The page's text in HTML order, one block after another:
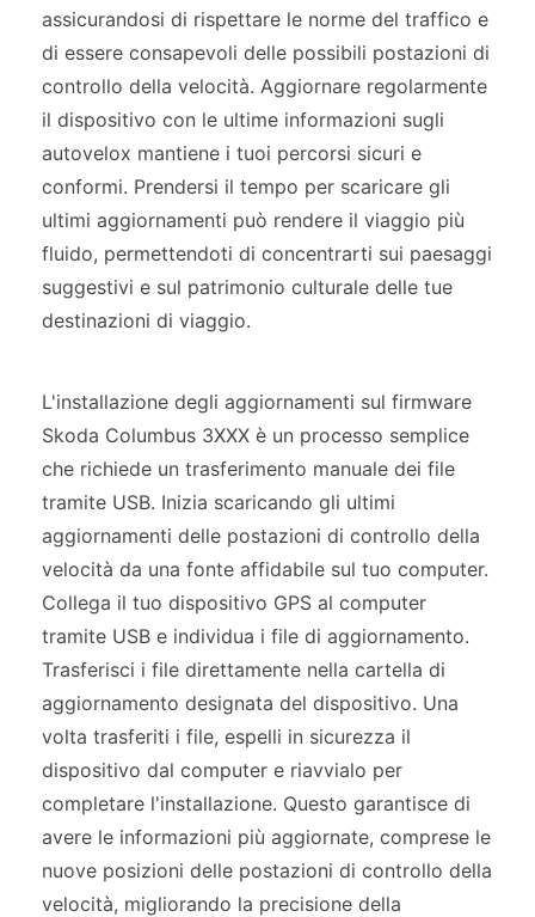
assicurandosi di rispettare le norme del traffico e
di essere consapevoli delle possibili postazioni di
controllo della velocità. Aggiornare regolarmente
il dispositivo con le ultime informazioni sugli
autovelox mantiene i tuoi percorsi sicuri e
conformi. Prendersi il tempo per scaricare gli
ultimi aggiornamenti può rendere il viaggio più
fluido, permettendoti di concentrarti sui paesaggi
suggestivi e sul patrimonio culturale delle tue
destinazioni di viaggio.
L'installazione degli aggiornamenti sul firmware
Skoda Columbus 3XXX è un processo semplice
che richiede un trasferimento manuale dei file
tramite USB. Inizia scaricando gli ultimi
aggiornamenti delle postazioni di controllo della
velocità da una fonte affidabile sul tuo computer.
Collega il tuo dispositivo GPS al computer
tramite USB e individua i file di aggiornamento.
Trasferisci i file direttamente nella cartella di
aggiornamento designata del dispositivo. Una
volta trasferiti i file, espelli in sicurezza il
dispositivo dal computer e riavvialo per
completare l'installazione. Questo garantisce di
avere le informazioni più aggiornate, comprese le
nuove posizioni delle postazioni di controllo della
velocità, migliorando la precisione della